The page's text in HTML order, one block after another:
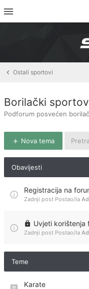
Ostali sportovi
Borilački
Podforum posvećen
Nova tema
Obavijesti
Registracija na
Zadnji post Postao/la
Uvjeti korištenja
Zadnji post Postao/la
Teme
Karate